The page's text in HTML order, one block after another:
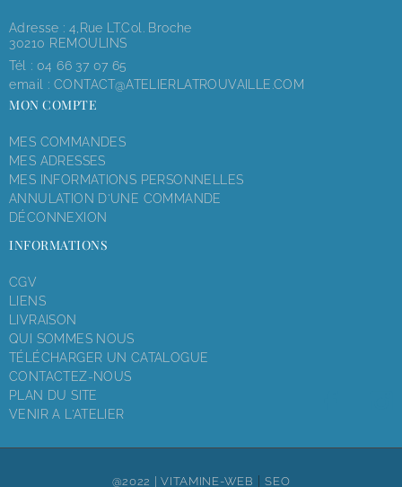
Adresse : 4,rue LT.Col. Broche
30210 REMOULINS
Tél : 04 66 37 07 65
email : CONTACT@ATELIERLATROUVAILLE.COM
MON COMPTE
MES COMMANDES
MES ADRESSES
MES INFORMATIONS PERSONNELLES
ANNULATION D'UNE COMMANDE
DÉCONNEXION
INFORMATIONS
CGV
LIENS
LIVRAISON
QUI SOMMES NOUS
TÉLÉCHARGER UN CATALOGUE
CONTACTEZ-NOUS
PLAN DU SITE
VENIR A L'ATELIER
@2022 |VITAMINE-WEB |SEO